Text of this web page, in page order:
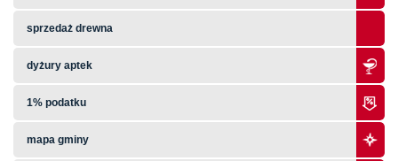
sprzedaż drewna
dyżury aptek
1% podatku
mapa gminy